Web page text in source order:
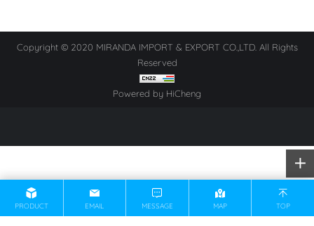
Copyright © 2020 MIRANDA IMPORT & EXPORT CO.,LTD. All Rights
Reserved
Powered by HiCheng
PRODUCT EMAIL MESSAGE MAP TOP